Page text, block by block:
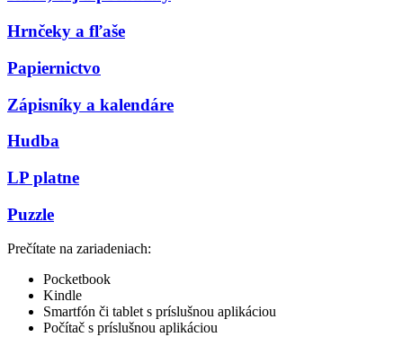
Hrnčeky a fľaše
Papiernictvo
Zápisníky a kalendáre
Hudba
LP platne
Puzzle
Prečítate na zariadeniach:
Pocketbook
Kindle
Smartfón či tablet s príslušnou aplikáciou
Počítač s príslušnou aplikáciou